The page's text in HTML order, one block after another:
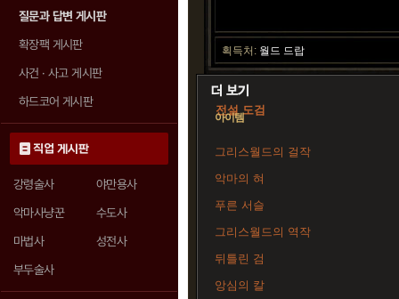
질문과 답변 게시판
확장팩 게시판
사건 · 사고 게시판
하드코어 게시판
직업 게시판
강령술사
야만용사
악마사냥꾼
수도사
마법사
성전사
부두술사
획득처: 월드 드랍
전설 도검
아이템
그리스월드의 걸작
악마의 혀
푸른 서슬
그리스월드의 역작
뒤틀린 검
앙심의 칼